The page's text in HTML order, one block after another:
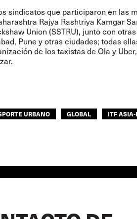
sindicatos que participaron en las
Rajya Rashtriya Kamgar
Union (SSTRU), junto con
Pune y otras ciudades; todas
de los taxistas de Ola y
URBANO GLOBAL ITF